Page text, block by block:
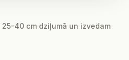
cm dziļumā un izvedam